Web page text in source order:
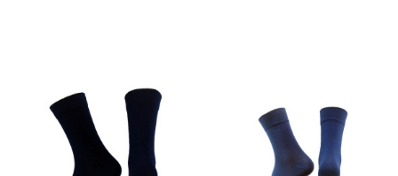
QUICK VIEW QUICK VIEW